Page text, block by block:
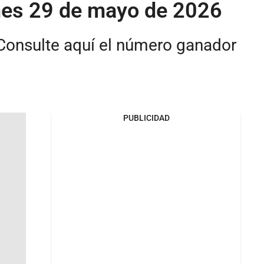
29 de mayo de 2026
aquí el número ganador
PUBLICIDAD